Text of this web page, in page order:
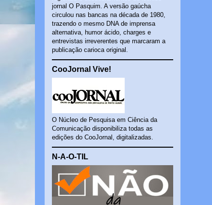
jornal O Pasquim. A versão gaúcha
circulou nas bancas na década de 1980,
trazendo o mesmo DNA de imprensa
alternativa, humor ácido, charges e
entrevistas irreverentes que marcaram a
publicação carioca original.
CooJornal Vive!
O Núcleo de Pesquisa em Ciência da
Comunicação disponibiliza todas as
edições do CooJornal, digitalizadas.
N-A-O-TIL